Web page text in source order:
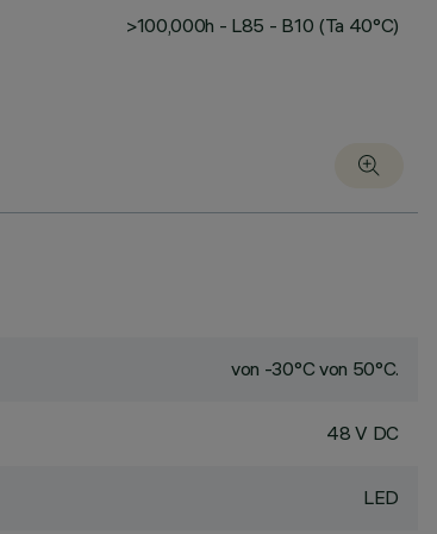
>100,000h - L85 - B10 (Ta 40°C)
von -30°C von 50°C.
48 V DC
LED